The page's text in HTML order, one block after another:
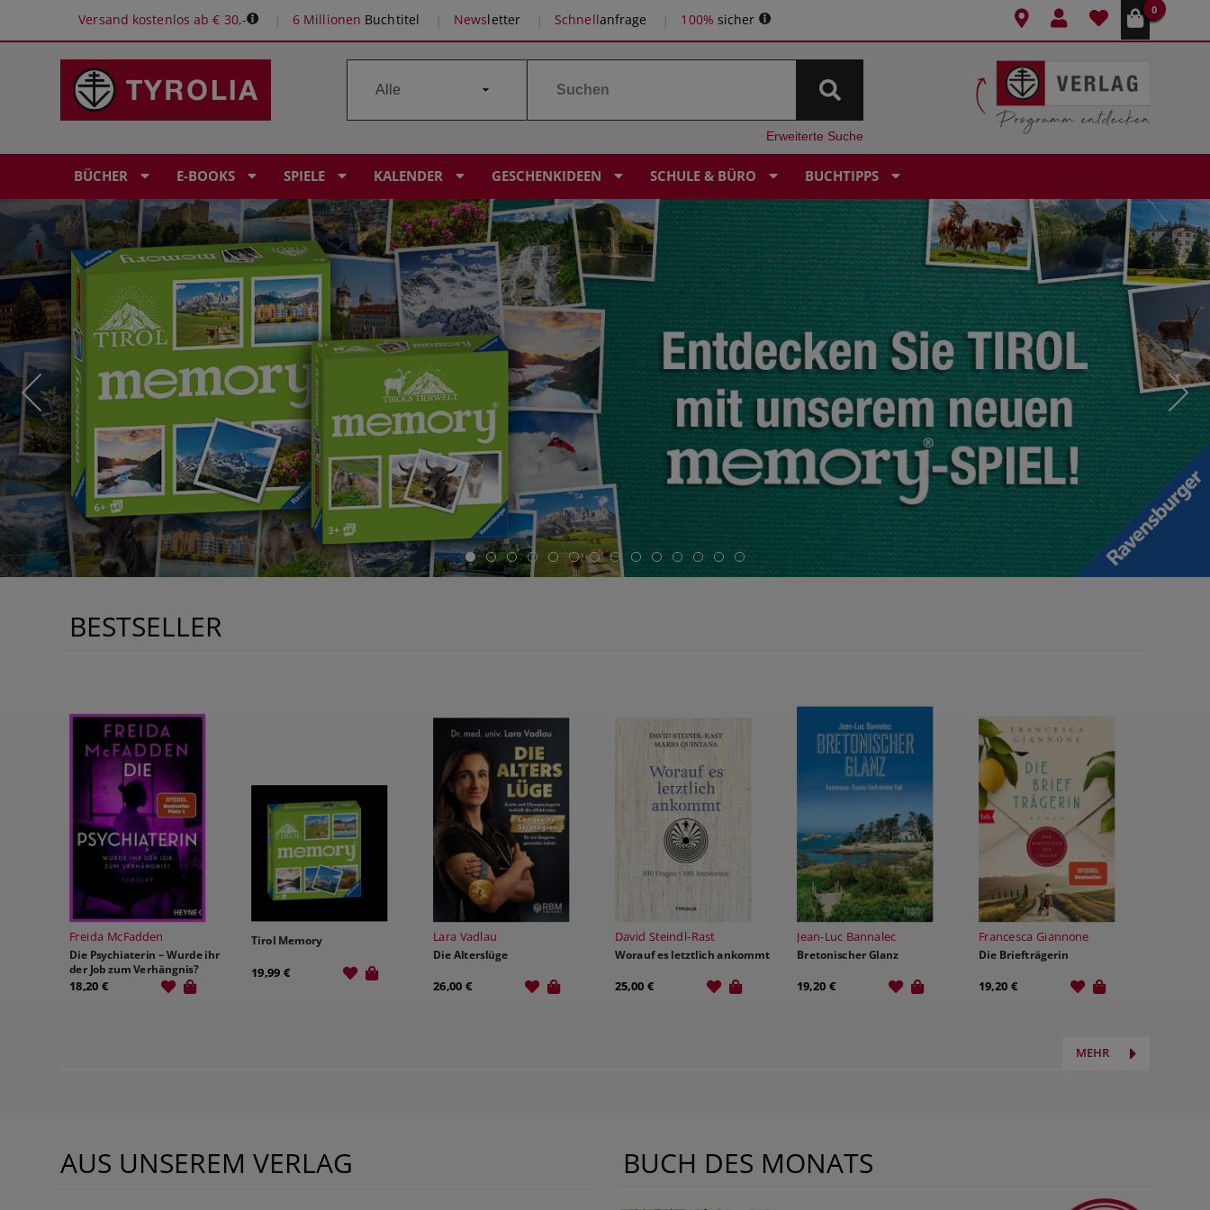
Versand kostenlos ab € 30,- 6 Millionen Buchtitel Newsletter Schnellanfrage 100% sicher
0
Erweiterte Suche
BÜCHER E-BOOKS SPIELE KALENDER GESCHENKIDEEN SCHULE & BÜRO BUCHTIPPS
BESTSELLER
Freida McFadden
Die Psychiaterin – Wurde ihr
der Job zum Verhängnis?
18,20 €
Tirol Memory
19,99 €
Lara Vadlau
Die Alterslüge
26,00 €
David Steindl-Rast
Worauf es letztlich ankommt
25,00 €
Jean-Luc Bannalec
Bretonischer Glanz
19,20 €
Francesca Giannone
Die Briefträgerin
19,20 €
MEHR
AUS UNSEREM VERLAG BUCH DES MONATS